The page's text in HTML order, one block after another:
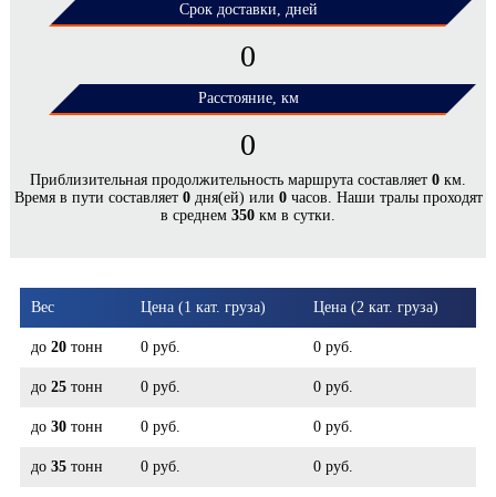
Срок доставки, дней
0
Расстояние, км
0
Приблизительная продолжительность маршрута составляет 0 км.
Время в пути составляет 0дня(ей) или 0часов. Наши тралы проходят
в среднем 350 км в сутки.
ЦЕНЫ НА ПЕРЕВОЗКУ НЕГАБАРИТНЫХ
ГРУЗОВ ПО МАРШРУТУ ГУРЬЕВСК -
Вес Цена (1 кат. груза) Цена (2 кат. груза)
до 20тонн 0 руб. 0 руб.
до 25тонн 0 руб. 0 руб.
до 30тонн 0 руб. 0 руб.
до 35тонн 0 руб. 0 руб.